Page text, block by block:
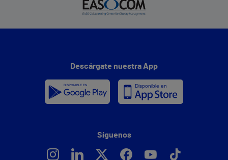
Descárgate nuestra App
Síguenos